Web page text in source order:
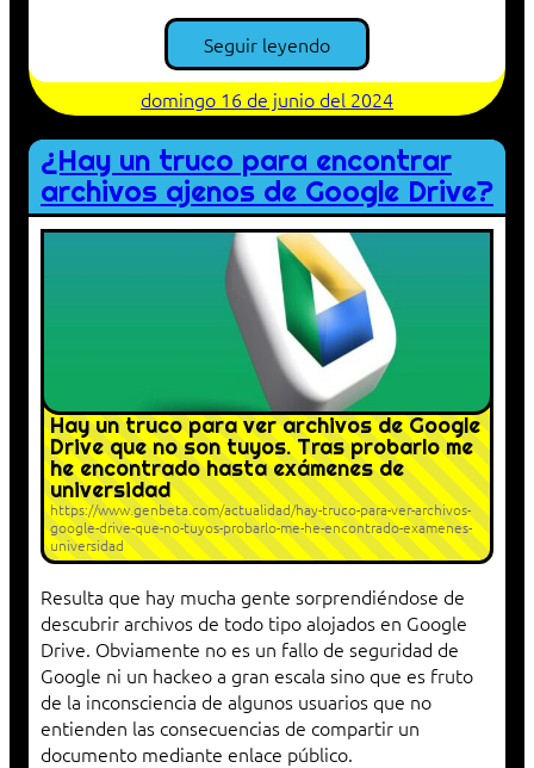
Seguir leyendo
domingo 16 de junio del 2024
¿Hay un truco para encontrar
archivos ajenos de Google Drive?
Hay un truco para ver archivos de Google
Drive que no son tuyos. Tras probarlo me
he encontrado hasta exámenes de
universidad
https://www.genbeta.com/actualidad/hay-truco-para-ver-archivos-
google-drive-que-no-tuyos-probarlo-me-he-encontrado-examenes-
universidad
Resulta que hay mucha gente sorprendiéndose de
descubrir archivos de todo tipo alojados en Google
Drive. Obviamente no es un fallo de seguridad de
Google ni un hackeo a gran escala sino que es fruto
de la inconsciencia de algunos usuarios que no
entienden las consecuencias de compartir un
documento mediante enlace público.